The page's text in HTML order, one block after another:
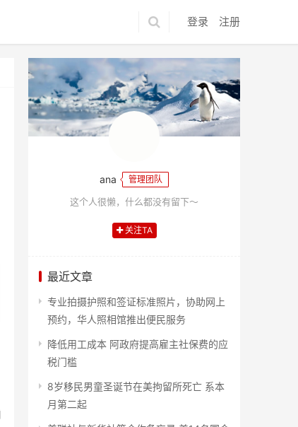
登录 注册
ana 管理团队
这个人很懒，什么都没有留下～
关注TA
最近文章
专业拍摄护照和签证标准照片，协助网上
预约，华人照相馆推出便民服务
降低用工成本 阿政府提高雇主社保费的应
税门槛
8岁移民男童圣诞节在美拘留所死亡 系本
月第二起